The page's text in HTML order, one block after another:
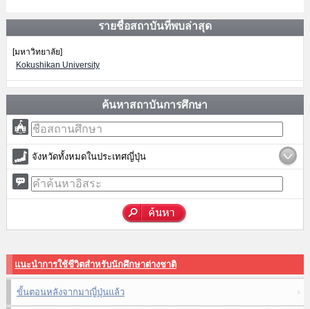
รายชื่อสถาบันที่พบล่าสุด
[มหาวิทยาลัย]
Kokushikan University
ค้นหาสถาบันการศึกษา
จังหวัดทั้งหมดในประเทศญี่ปุ่น
แนะนำการใช้ชีวิตสำหรับนักศึกษาต่างชาติ
ขั้นตอนหลังจากมาญี่ปุ่นแล้ว